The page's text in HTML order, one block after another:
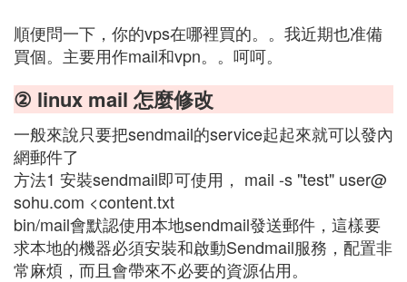
順便問一下，你的vps在哪裡買的。。我近期也准備
買個。主要用作mail和vpn。。呵呵。
② linux mail 怎麼修改
一般來說只要把sendmail的service起起來就可以發內
網郵件了
方法1 安裝sendmail即可使用， mail -s "test" user@
sohu.com <content.txt
bin/mail會默認使用本地sendmail發送郵件，這樣要
求本地的機器必須安裝和啟動Sendmail服務，配置非
常麻煩，而且會帶來不必要的資源佔用。